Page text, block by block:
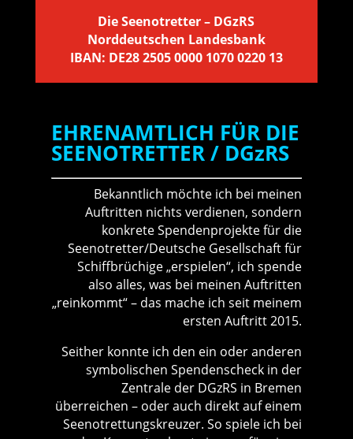
Die Seenotretter – DGzRS
Norddeutschen Landesbank
IBAN: DE28 2505 0000 1070 0220 13
EHRENAMTLICH FÜR DIE
SEENOTRETTER / DGzRS
Bekanntlich möchte ich bei meinen
Auftritten nichts verdienen, sondern
konkrete Spendenprojekte für die
Seenotretter/Deutsche Gesellschaft für
Schiffbrüchige „erspielen“, ich spende
also alles, was bei meinen Auftritten
„reinkommt“ – das mache ich seit meinem
ersten Auftritt 2015.
Seither konnte ich den ein oder anderen
symbolischen Spendenscheck in der
Zentrale der DGzRS in Bremen
überreichen – oder auch direkt auf einem
Seenotrettungskreuzer. So spiele ich bei